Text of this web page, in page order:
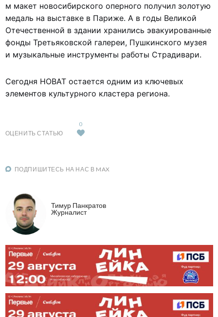
м макет новосибирского оперного получил золотую
медаль на выставке в Париже. А в годы Великой
Отечественной в здании хранились эвакуированные
фонды Третьяковской галереи, Пушкинского музея
и музыкальные инструменты работы Страдивари.
Сегодня НОВАТ остается одним из ключевых
элементов культурного кластера региона.
ОЦЕНИТЬ СТАТЬЮ
0
ПОДПИШИТЕСЬ НА НАС В MAX
Тимур Панкратов
Журналист